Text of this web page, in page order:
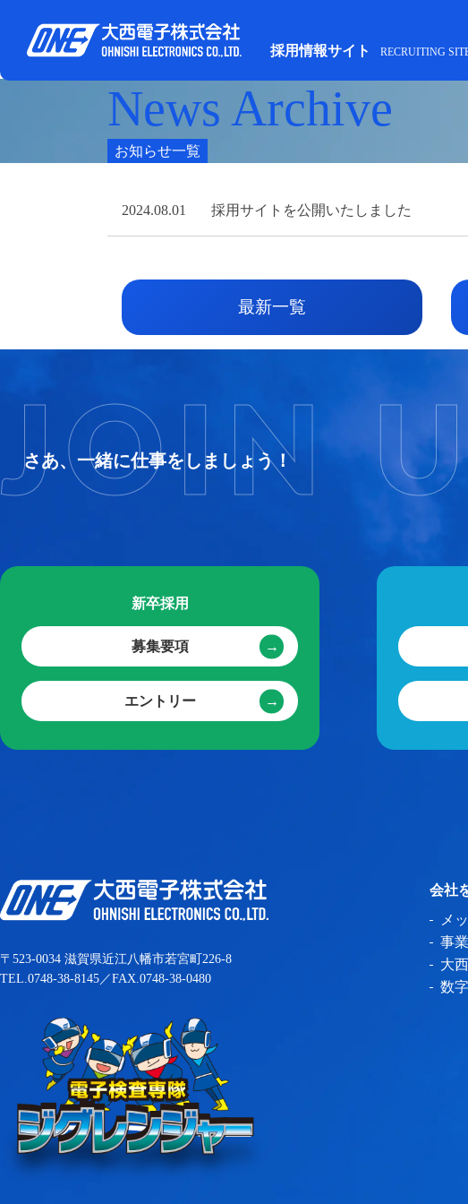
採用情報サイト RECRUITING
News Archive
お知らせ一覧
2024.08.01 採用サイトを公開いたしました
最新一覧
さあ、一緒に仕事をしましょう！
JOIN
新卒採用
募集要項
エントリー
〒523-0034 滋賀県近江八幡市若宮町226-8
TEL.0748-38-8145／FAX.0748-38-0480
会社
メ
事
大
数